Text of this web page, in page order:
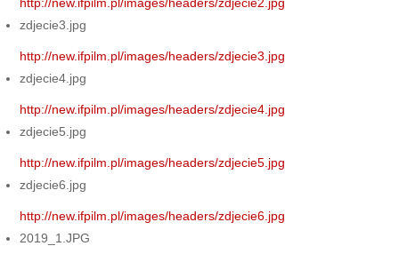
http://new.ifpilm.pl/images/headers/zdjecie2.jpg
zdjecie3.jpg
http://new.ifpilm.pl/images/headers/zdjecie3.jpg
zdjecie4.jpg
http://new.ifpilm.pl/images/headers/zdjecie4.jpg
zdjecie5.jpg
http://new.ifpilm.pl/images/headers/zdjecie5.jpg
zdjecie6.jpg
http://new.ifpilm.pl/images/headers/zdjecie6.jpg
2019_1.JPG